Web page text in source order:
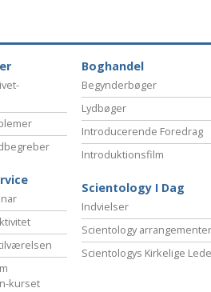
kurset
Boghandel
Begynderbøger
Lydbøger
Introducerende Foredrag
Introduktionsfilm
Scientology I Dag
Indvielser
Scientology arrangementer
Scientologys Kirkelige